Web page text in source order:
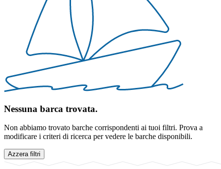
Nessuna barca trovata.
Non abbiamo trovato barche corrispondenti ai tuoi filtri. Prova a
modificare i criteri di ricerca per vedere le barche disponibili.
Azzera filtri